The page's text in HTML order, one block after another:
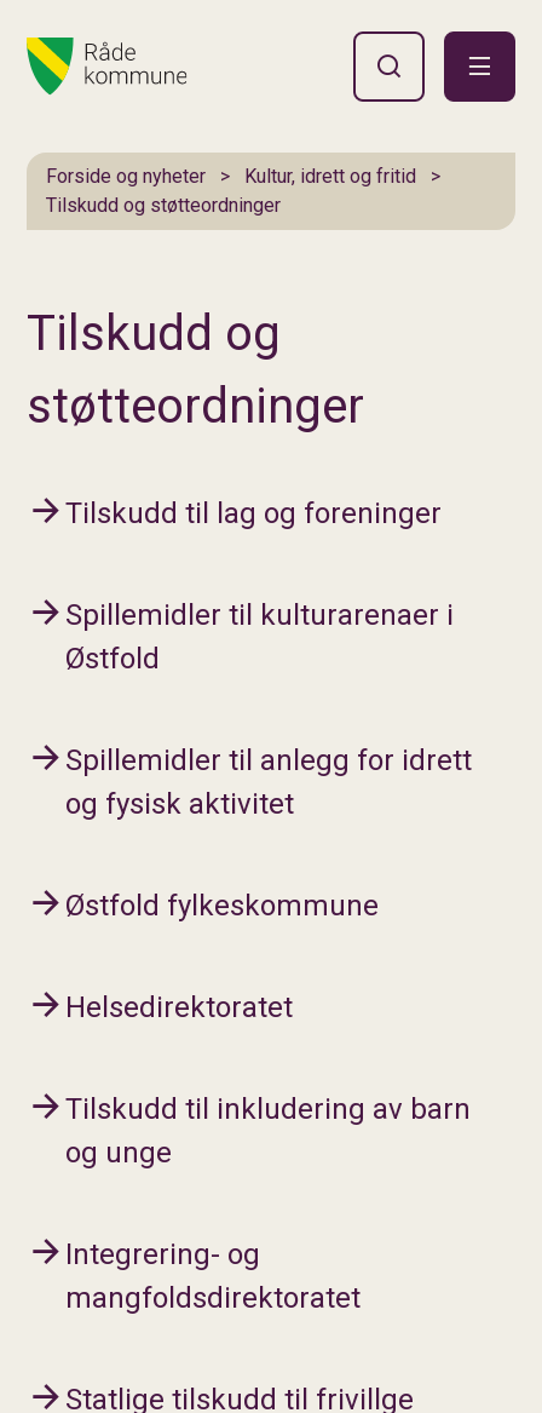
Du er her:
Forside og nyheter
Kultur, idrett og fritid
Tilskudd og støtteordninger
Tilskudd og
støtteordninger
Tilskudd til lag og foreninger
Spillemidler til kulturarenaer i
Østfold
Spillemidler til anlegg for idrett
og fysisk aktivitet
Østfold fylkeskommune
Helsedirektoratet
Tilskudd til inkludering av barn
og unge
Integrering- og
mangfoldsdirektoratet
Statlige tilskudd til frivillge